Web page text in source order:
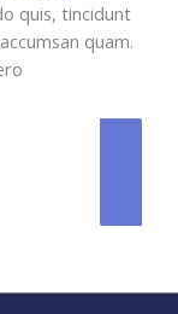
quis, tincidunt
quam.